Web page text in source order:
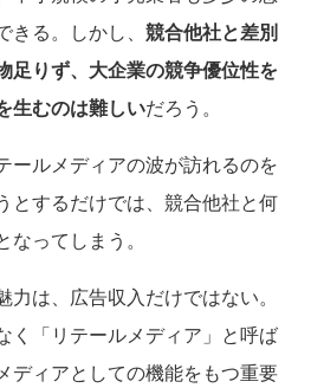
る。しかし、 競合他社と差別
足りず、大企業の競争優位性を
生むのは難しいだろう。
ールメディアの波が訪れるのを
とするだけでは、競合他社と何
ってしまう。
は、広告収入だけではない。
く「リテールメディア」と呼ば
ディアとしての機能をもつ重要